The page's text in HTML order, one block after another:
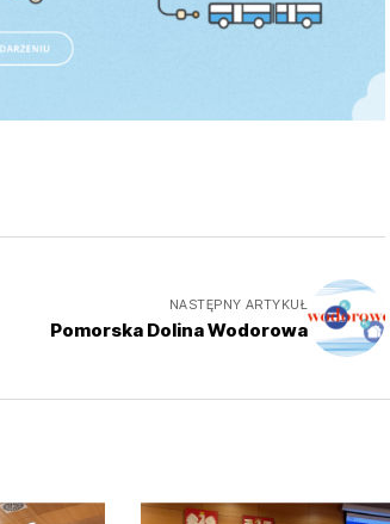
NASTĘPNY ARTYKUŁ
Pomorska Dolina Wodorowa